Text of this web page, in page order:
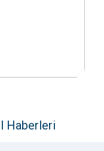
Haberleri